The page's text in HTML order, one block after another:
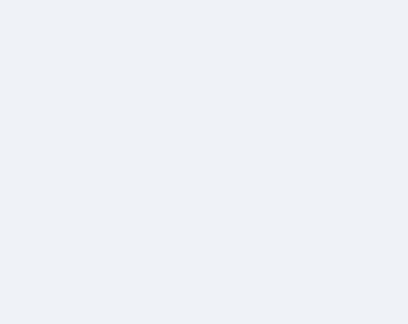
ムームードメイン 2月のおす
なくす不安と消える恐怖をゼ
英語が「聞こえる・分かる・
【海外ツアー完全ガイド】ア
新春スペシャルセール完全ガ